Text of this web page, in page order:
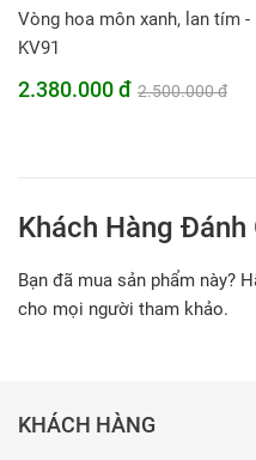
Vòng hoa môn xanh, lan tím -
KV91
2.380.000 đ 2.500.000 đ
Khách Hàng Đánh
Bạn đã mua sản phẩm này?
cho mọi người tham khảo.
KHÁCH HÀNG